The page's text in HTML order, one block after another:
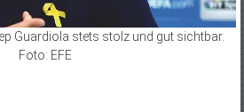
Guardiola stets stolz und gut sichtbar.
Foto: EFE